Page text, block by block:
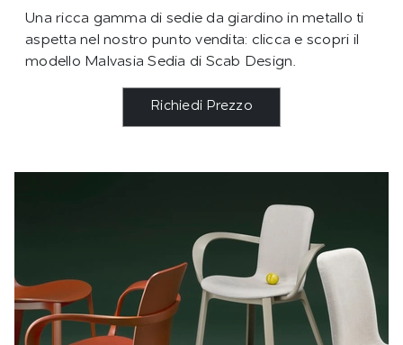
Una ricca gamma di sedie da giardino in metallo ti
aspetta nel nostro punto vendita: clicca e scopri il
modello Malvasia Sedia di Scab Design.
Richiedi Prezzo